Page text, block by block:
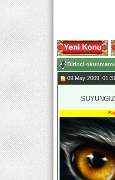
Birinci
09 May 2009, 01:31
Papatyam